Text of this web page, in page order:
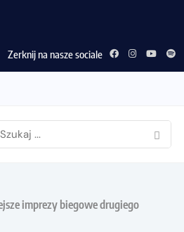
Zerknij na nasze sociale
imprezy biegowe drugiego